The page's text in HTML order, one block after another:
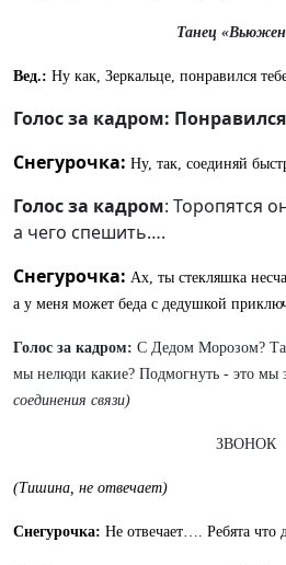
Танец
Вед.: Ну как, Зеркальце, понравился
Голос за кадром:
Снегурочка: Ну, так, соединяй
Голос за кадром: Торопятся
а чего спешить….
Снегурочка: Ах, ты стекляшка
а у меня может беда с дедушкой
Голос за кадром: С Дедом Морозом?
мы нелюди какие? Подмогнуть - это мы
соединения связи)
ЗВОНОК
(Тишина, не отвечает)
Снегурочка: Не отвечает…. Ребята что